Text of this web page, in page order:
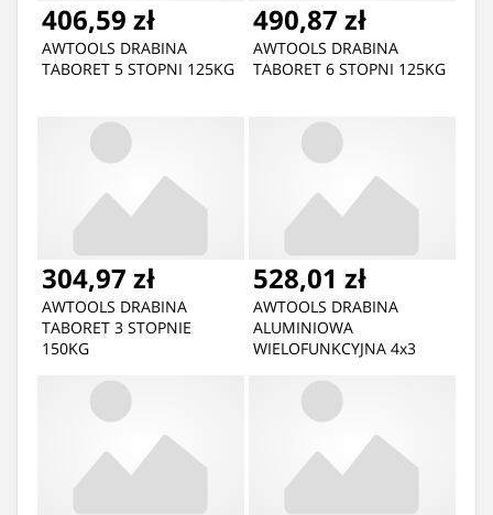
406,59 zł
AWTOOLS DRABINA
TABORET 5 STOPNI 125KG
490,87 zł
AWTOOLS DRABINA
TABORET 6 STOPNI 125KG
304,97 zł
AWTOOLS DRABINA
TABORET 3 STOPNIE
150KG
528,01 zł
AWTOOLS DRABINA
ALUMINIOWA
WIELOFUNKCYJNA 4x3